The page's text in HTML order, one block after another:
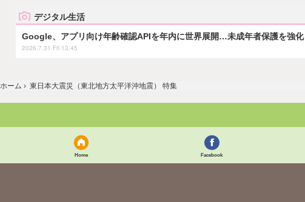
デジタル生活
Google、アプリ向け年齢確認APIを年内に世界展開…未成年者保護を強化
2026.7.31 Fri 13:45
ホーム › 東日本大震災（東北地方太平洋沖地震） 特集
Home Facebook